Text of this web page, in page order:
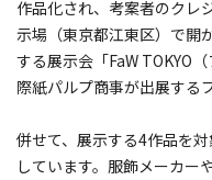
作品化され、考案者のクレ
示場（東京都江東区）で開
する展示会「FaW TOKYO
際紙パルプ商事が出展する
併せて、展示する4作品を
しています。服飾メーカー